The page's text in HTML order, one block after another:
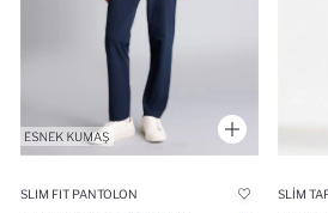
SLIM FIT PANTOLON